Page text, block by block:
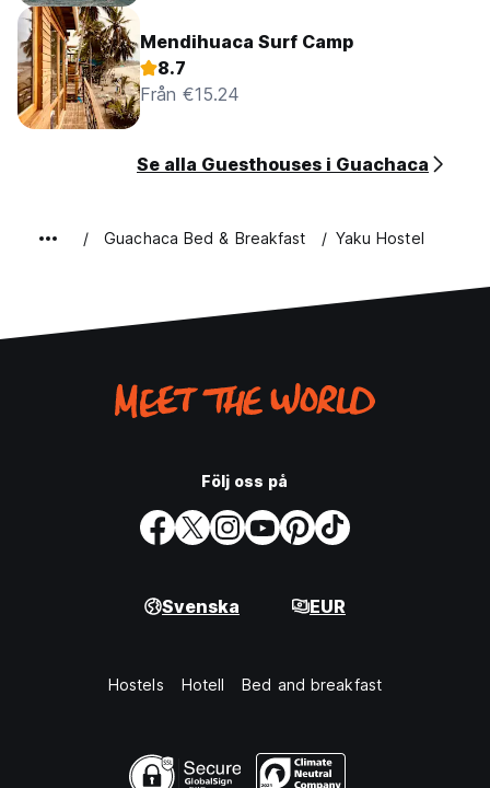
Mendihuaca Surf Camp
8.7
Från €15.24
Se alla Guesthouses i Guachaca
Guachaca Bed & Breakfast Yaku Hostel
Följ oss på
Svenska EUR
Hostels Hotell Bed and breakfast